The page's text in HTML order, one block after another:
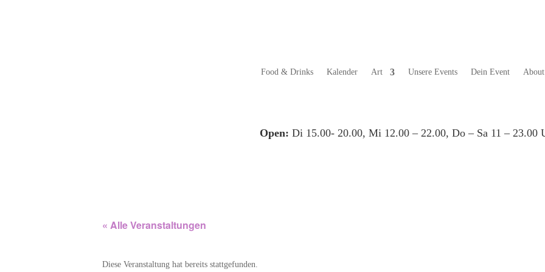
Food & Drinks Kalender Art Unsere Events Dein Event About
Open: Di 15.00- 20.00, Mi 12.00 – 22.00, Do – Sa 11 – 23.00
« Alle Veranstaltungen
Diese Veranstaltung hat bereits stattgefunden.